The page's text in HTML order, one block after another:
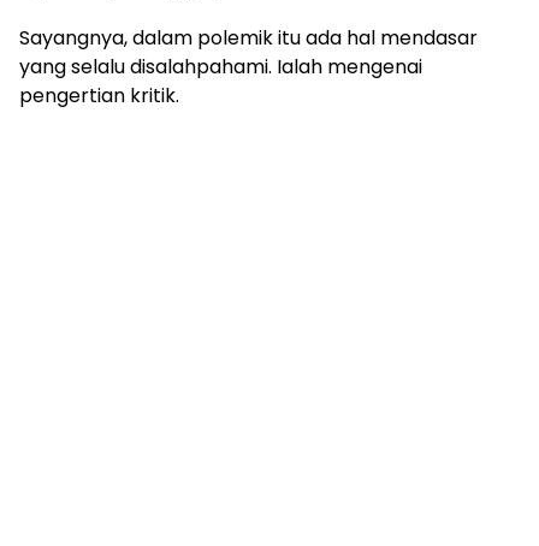
Sayangnya, dalam polemik itu ada hal mendasar
yang selalu disalahpahami. Ialah mengenai
pengertian kritik.